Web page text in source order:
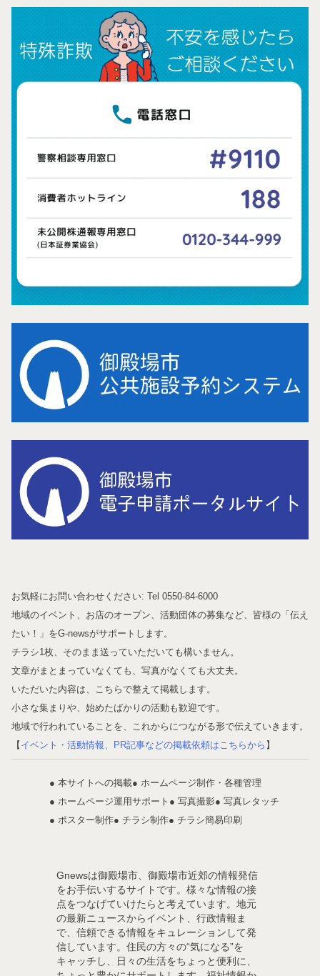
お気軽にお問い合わせください: Tel 0550-84-6000
地域のイベント、お店のオープン、活動団体の募集など、皆様の「伝え
たい！」をG-newsがサポートします。
チラシ1枚、そのまま送っていただいても構いません。
文章がまとまっていなくても、写真がなくても大丈夫。
いただいた内容は、こちらで整えて掲載します。
小さな集まりや、始めたばかりの活動も歓迎です。
地域で行われていることを、これからにつながる形で伝えていきます。
【 イベント・活動情報、PR記事などの掲載依頼はこちらから 】
● 本サイトへの掲載● ホームページ制作・各種管理
● ホームページ運用サポート ● 写真撮影● 写真レタッチ
● ポスター制作● チラシ制作● チラシ簡易印刷
Gnewsは御殿場市、御殿場市近郊の情報発信
をお手伝いするサイトです。様々な情報の接
点をつなげていけたらと考えています。地元
の最新ニュースからイベント、行政情報ま
で、信頼できる情報をキュレーションして発
信しています。住民の方々の“気になる”を
キャッチし、日々の生活をちょっと便利に、